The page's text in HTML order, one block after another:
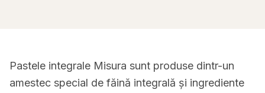
Pastele integrale Misura sunt produse dintr-un
amestec special de făină integrală și ingrediente